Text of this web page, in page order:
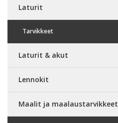
Laturit
Tarvikkeet
Laturit & akut
Lennokit
Maalit ja maalaustarvikkeet